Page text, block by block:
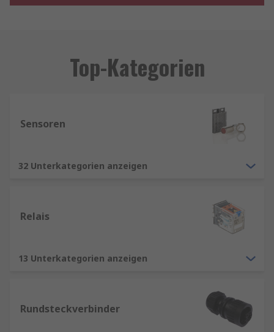
Top-Kategorien
Sensoren
32 Unterkategorien anzeigen
Relais
13 Unterkategorien anzeigen
Rundsteckverbinder